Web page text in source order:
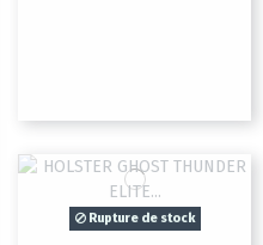
Rupture de stock